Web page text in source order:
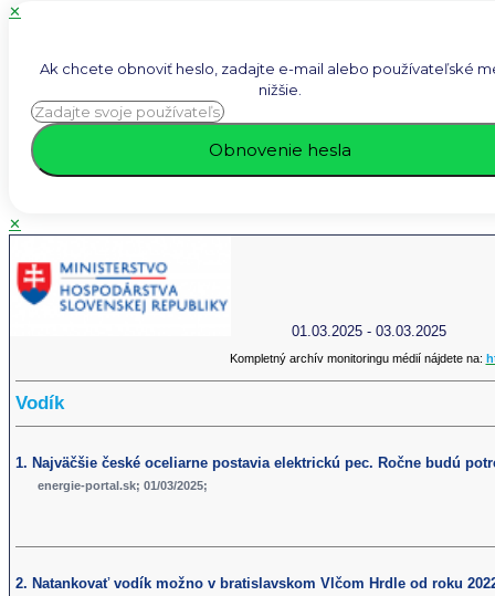
✕
Ak chcete obnoviť heslo, zadajte e-mail alebo používateľské
nižšie.
✕
01.03.2025 - 03.03.2025
Kompletný archív monitoringu médií nájdete na:
Vodík
1. Najväčšie české oceliarne postavia elektrickú pec. Ročne budú
energie-portal.sk; 01/03/2025;
2. Natankovať vodík možno v bratislavskom Vlčom Hrdle od roku